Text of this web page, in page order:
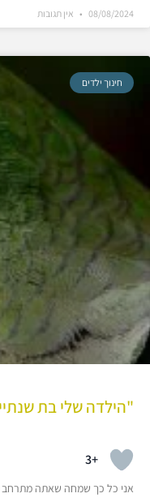
08/08/2024 אין תגובות
חינוך ילדים
"הילדה שלי בת
+3
אני כל כך שמחה שאתה מתרחב